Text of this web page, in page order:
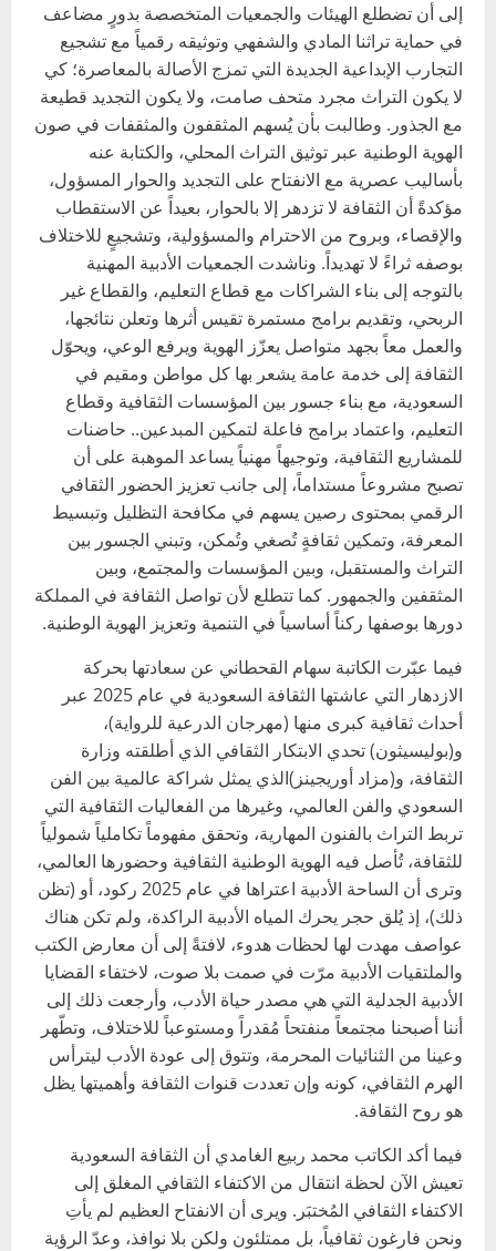
إلى أن تضطلع الهيئات والجمعيات المتخصصة بدورٍ مضاعف
في حماية تراثنا المادي والشفهي وتوثيقه رقمياً مع تشجيع
التجارب الإبداعية الجديدة التي تمزج الأصالة بالمعاصرة؛ كي
لا يكون التراث مجرد متحف صامت، ولا يكون التجديد قطيعة
مع الجذور. وطالبت بأن يُسهم المثقفون والمثقفات في صون
الهوية الوطنية عبر توثيق التراث المحلي، والكتابة عنه
بأساليب عصرية مع الانفتاح على التجديد والحوار المسؤول،
مؤكدةً أن الثقافة لا تزدهر إلا بالحوار، بعيداً عن الاستقطاب
والإقصاء، وبروح من الاحترام والمسؤولية، وتشجيعٍ للاختلاف
بوصفه ثراءً لا تهديداً. وناشدت الجمعيات الأدبية المهنية
بالتوجه إلى بناء الشراكات مع قطاع التعليم، والقطاع غير
الربحي، وتقديم برامج مستمرة تقيس أثرها وتعلن نتائجها،
والعمل معاً بجهد متواصل يعزّز الهوية ويرفع الوعي، ويحوّل
الثقافة إلى خدمة عامة يشعر بها كل مواطن ومقيم في
السعودية، مع بناء جسور بين المؤسسات الثقافية وقطاع
التعليم، واعتماد برامج فاعلة لتمكين المبدعين.. حاضنات
للمشاريع الثقافية، وتوجيهاً مهنياً يساعد الموهبة على أن
تصبح مشروعاً مستداماً، إلى جانب تعزيز الحضور الثقافي
الرقمي بمحتوى رصين يسهم في مكافحة التظليل وتبسيط
المعرفة، وتمكين ثقافةٍ تُصغي وتُمكن، وتبني الجسور بين
التراث والمستقبل، وبين المؤسسات والمجتمع، وبين
المثقفين والجمهور. كما تتطلع لأن تواصل الثقافة في المملكة
دورها بوصفها ركناً أساسياً في التنمية وتعزيز الهوية الوطنية.
فيما عبّرت الكاتبة سهام القحطاني عن سعادتها بحركة
الازدهار التي عاشتها الثقافة السعودية في عام 2025 عبر
أحداث ثقافية كبرى منها (مهرجان الدرعية للرواية)،
و(بوليسيثون) تحدي الابتكار الثقافي الذي أطلقته وزارة
الثقافة، و(مزاد أوريجينز)الذي يمثل شراكة عالمية بين الفن
السعودي والفن العالمي، وغيرها من الفعاليات الثقافية التي
تربط التراث بالفنون المهارية، وتحقق مفهوماً تكاملياً شمولياً
للثقافة، تُأصل فيه الهوية الوطنية الثقافية وحضورها العالمي،
وترى أن الساحة الأدبية اعتراها في عام 2025 ركود، أو (تظن
ذلك)، إذ يُلق حجر يحرك المياه الأدبية الراكدة، ولم تكن هناك
عواصف مهدت لها لحظات هدوء، لافتةً إلى أن معارض الكتب
والملتقيات الأدبية مرّت في صمت بلا صوت، لاختفاء القضايا
الأدبية الجدلية التي هي مصدر حياة الأدب، وأرجعت ذلك إلى
أننا أصبحنا مجتمعاً منفتحاً مُقدراً ومستوعباً للاختلاف، وتطّهر
وعينا من الثنائيات المحرمة، وتتوق إلى عودة الأدب ليترأس
الهرم الثقافي، كونه وإن تعددت قنوات الثقافة وأهميتها يظل
هو روح الثقافة.
فيما أكد الكاتب محمد ربيع الغامدي أن الثقافة السعودية
تعيش الآن لحظة انتقال من الاكتفاء الثقافي المغلق إلى
الاكتفاء الثقافي المُختبَر. ويرى أن الانفتاح العظيم لم يأتِ
ونحن فارغون ثقافياً، بل ممتلئون ولكن بلا نوافذ، وعدّ الرؤية